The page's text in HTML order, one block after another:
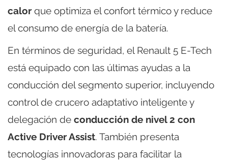
calor que optimiza el confort térmico y reduce
el consumo de energía de la batería.
En términos de seguridad, el Renault 5 E-Tech
está equipado con las últimas ayudas a la
conducción del segmento superior, incluyendo
control de crucero adaptativo inteligente y
delegación de conducción de nivel 2 con
Active Driver Assist. También presenta
tecnologías innovadoras para facilitar la